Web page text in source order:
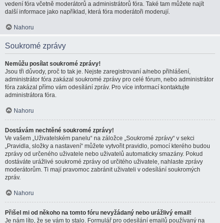
vedení fóra včetně moderátorů a administrátorů fóra. Také tam můžete najít
další informace jako například, která fóra moderátoři moderují.
Nahoru
Soukromé zprávy
Nemůžu posílat soukromé zprávy!
Jsou tři důvody, proč to tak je. Nejste zaregistrovaní a/nebo přihlášení,
administrátor fóra zakázal soukromé zprávy pro celé fórum, nebo administrátor
fóra zakázal přímo vám odesílání zpráv. Pro více informací kontaktujte
administrátora fóra.
Nahoru
Dostávám nechtěné soukromé zprávy!
Ve vašem „Uživatelském panelu“ na záložce „Soukromé zprávy“ v sekci
„Pravidla, složky a nastavení“ můžete vytvořit pravidlo, pomocí kterého budou
zprávy od určeného uživatele nebo uživatelů automaticky smazány. Pokud
dostáváte urážlivé soukromé zprávy od určitého uživatele, nahlaste zprávy
moderátorům. Ti mají pravomoc zabránit uživateli v odesílání soukromých
zpráv.
Nahoru
Přišel mi od někoho na tomto fóru nevyžádaný nebo urážlivý email!
Je nám líto, že se vám to stalo. Formulář pro odesílání emailů používaný na